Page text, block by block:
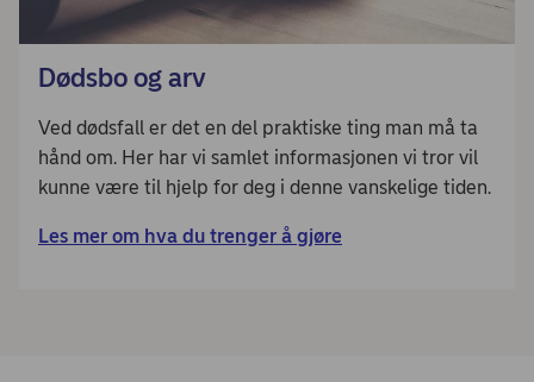
Dødsbo og arv
Ved dødsfall er det en del praktiske ting man må ta
hånd om. Her har vi samlet informasjonen vi tror vil
kunne være til hjelp for deg i denne vanskelige tiden.
Les mer om hva du trenger å gjøre